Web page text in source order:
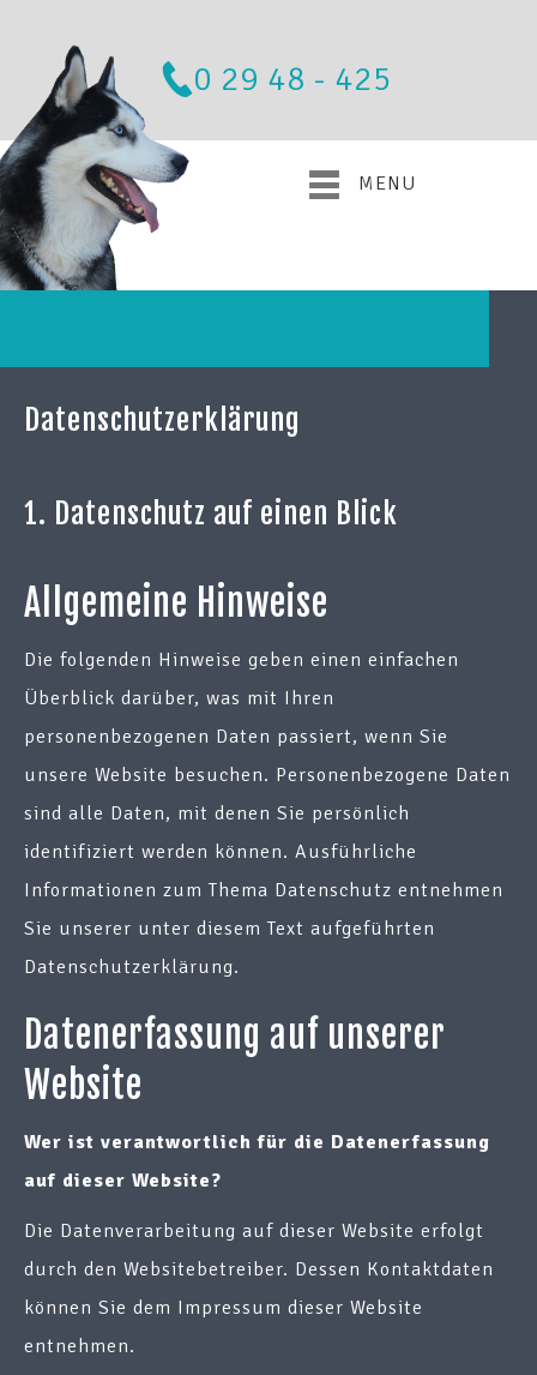
0 29 48 - 425
MENU
Datenschutzerklärung
1. Datenschutz auf einen Blick
Allgemeine Hinweise
Die folgenden Hinweise geben einen einfachen
Überblick darüber, was mit Ihren
personenbezogenen Daten passiert, wenn Sie
unsere Website besuchen. Personenbezogene Daten
sind alle Daten, mit denen Sie persönlich
identifiziert werden können. Ausführliche
Informationen zum Thema Datenschutz entnehmen
Sie unserer unter diesem Text aufgeführten
Datenschutzerklärung.
Datenerfassung auf unserer
Website
Wer ist verantwortlich für die Datenerfassung
auf dieser Website?
Die Datenverarbeitung auf dieser Website erfolgt
durch den Websitebetreiber. Dessen Kontaktdaten
können Sie dem Impressum dieser Website
entnehmen.